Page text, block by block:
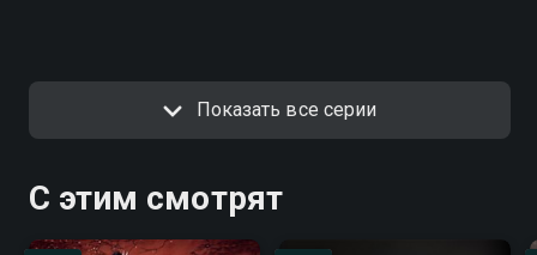
Показать все серии
С этим смотрят